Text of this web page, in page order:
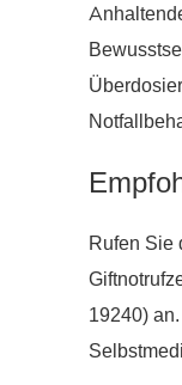
Rufen Sie
19240)